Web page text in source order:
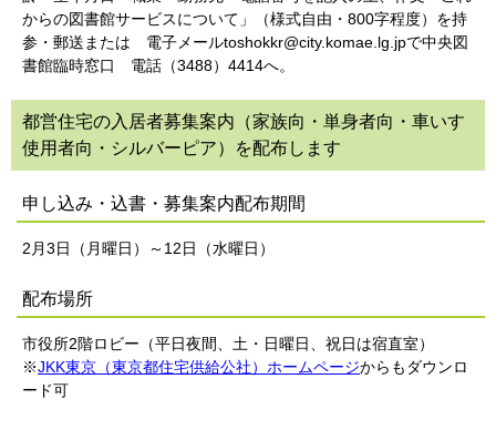
からの図書館サービスについて」（様式自由・800字程度）を持
参・郵送または 電子メールtoshokkr@city.komae.lg.jpで中央図
書館臨時窓口 電話（3488）4414へ。
都営住宅の入居者募集案内（家族向・単身者向・車いす
使用者向・シルバーピア）を配布します
申し込み・込書・募集案内配布期間
2月3日（月曜日）～12日（水曜日）
配布場所
市役所2階ロビー（平日夜間、土・日曜日、祝日は宿直室）
※JKK東京（東京都住宅供給公社）ホームページからもダウンロ
ード可